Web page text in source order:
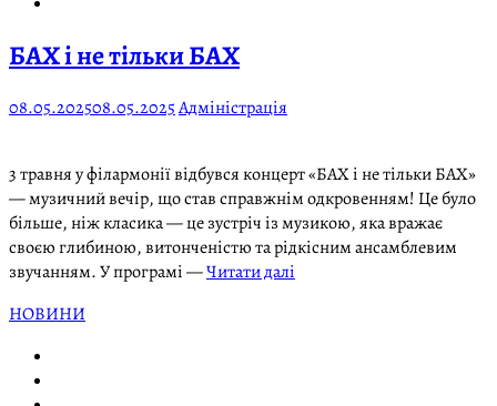
БАХ і не тільки БАХ
08.05.202508.05.2025Адміністрація
3 травня у філармонії відбувся концерт «БАХ і не тільки БАХ»
— музичний вечір, що став справжнім одкровенням! Це було
більше, ніж класика — це зустріч із музикою, яка вражає
своєю глибиною, витонченістю та рідкісним ансамблевим
звучанням. У програмі —Читати далі
НОВИНИ